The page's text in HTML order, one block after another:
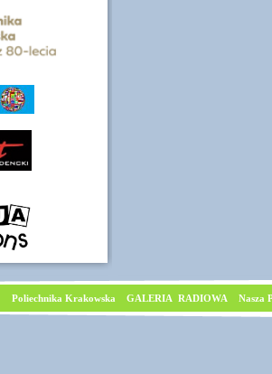
Poliechnika Krakowska GALERIA RADIOWA Nasza